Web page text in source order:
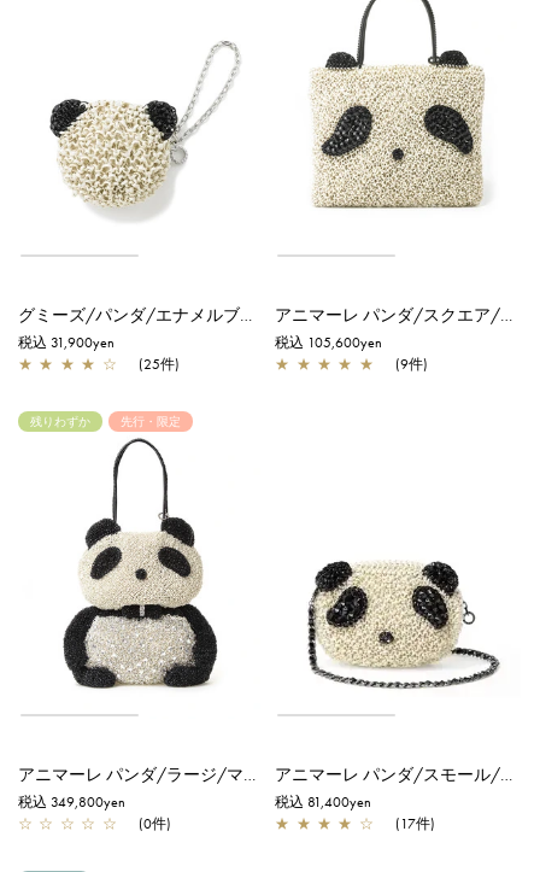
グミーズ/パンダ/エナメルブラック×マットグレイッシュホワイト
税込 31,900yen
★ ★ ★ ★ ☆ (25件)
アニマーレ パンダ/スクエア/マットグレイッシュホワイト
税込 105,600yen
★ ★ ★ ★ ★ (9件)
残りわずか 先行・限定
アニマーレ パンダ/ラージ/マットグレイッシュホワイト【一部店舗先行販売商品】
税込 349,800yen
☆ ☆ ☆ ☆ ☆ (0件)
アニマーレ パンダ/スモール/マットグレイッシュホワイト
税込 81,400yen
★ ★ ★ ★ ☆ (17件)